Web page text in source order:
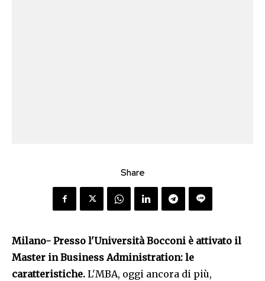
Share
Milano- Presso l'Università Bocconi è attivato il
Master in Business Administration: le
caratteristiche. L'MBA, oggi ancora di più,